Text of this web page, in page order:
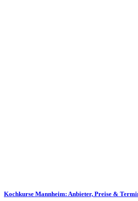
Kochkurse Mannheim: Anbieter, Preise &